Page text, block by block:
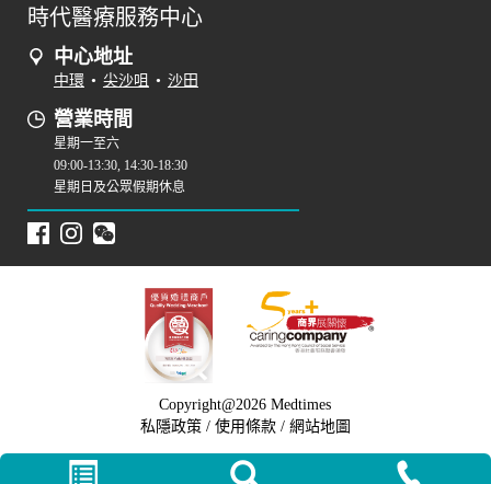
時代醫療服務中心
中心地址
中環 • 尖沙咀 • 沙田
營業時間
星期一至六
09:00-13:30, 14:30-18:30
星期日及公眾假期休息
Copyright@2026 Medtimes
私隱政策 / 使用條款/ 網站地圖